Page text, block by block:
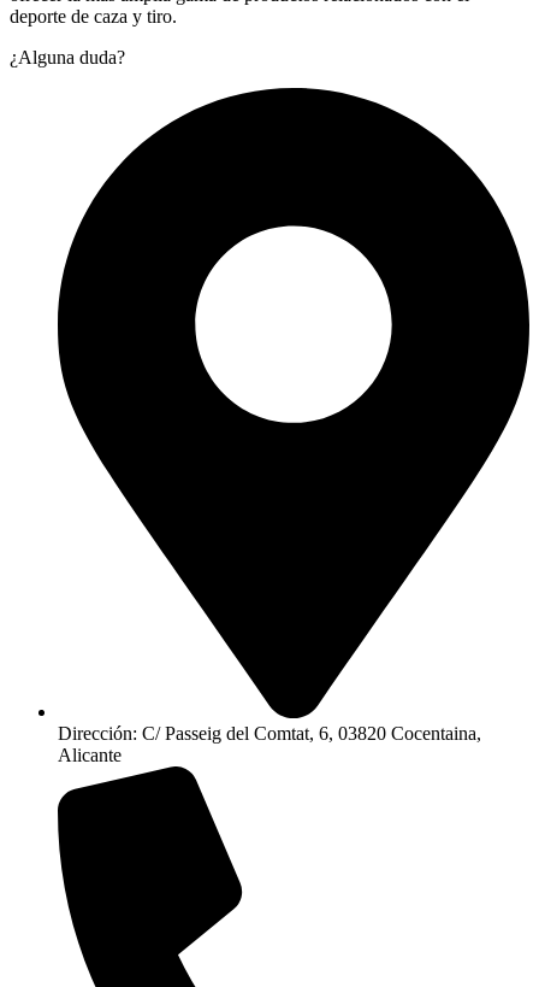
deporte de caza y tiro.
¿Alguna duda?
Dirección: C/ Passeig del Comtat, 6, 03820 Cocentaina,
Alicante